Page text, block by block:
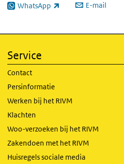
WhatsApp
(externe link) E-mail
Service
Contact
Persinformatie
Werken bij het RIVM
Klachten
Woo-verzoeken bij het RIVM
Zakendoen met het RIVM
Huisregels sociale media